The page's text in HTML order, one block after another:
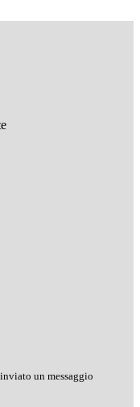
un messaggio